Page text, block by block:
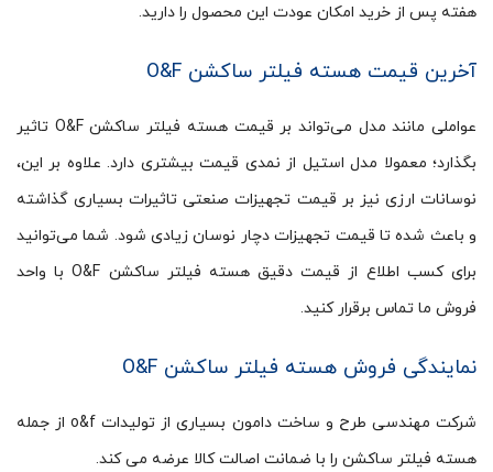
هفته پس از خرید امکان عودت این محصول را دارید.
آخرین قیمت هسته فیلتر ساکشن O&F
عواملی مانند مدل می‌تواند بر قیمت هسته فیلتر ساکشن O&F تاثیر
بگذارد؛ معمولا مدل استیل از نمدی قیمت بیشتری دارد. علاوه بر این،
نوسانات ارزی نیز بر قیمت تجهیزات صنعتی تاثیرات بسیاری گذاشته
و باعث شده تا قیمت تجهیزات دچار نوسان زیادی شود. شما می‌توانید
برای کسب اطلاع از قیمت دقیق هسته فیلتر ساکشن O&F با واحد
فروش ما تماس برقرار کنید.
نمایندگی فروش هسته فیلتر ساکشن O&F
شرکت مهندسی طرح و ساخت دامون بسیاری از تولیدات o&f از جمله
هسته فیلتر ساکشن را با ضمانت اصالت کالا عرضه می کند.